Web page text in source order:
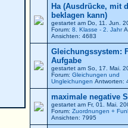
Ha (Ausdrücke, mit
beklagen kann)
gestartet am Do, 11. Jun.
Forum: 8. Klasse - 2. Jahr
Ansichten: 4683
Gleichungssystem:
Aufgabe
gestartet am So, 17. Mai.
Forum: Gleichungen und
Ungleichungen Antworten:
maximale negative
gestartet am Fr, 01. Mai.
Forum: Zuordnungen +
Ansichten: 7995